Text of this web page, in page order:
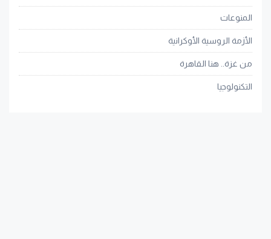
المنوعات
الأزمة الروسية الأوكرانية
من غزة.. هنا القاهرة
التكنولوجيا